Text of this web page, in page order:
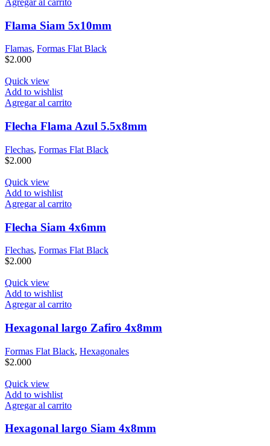
Agregar al carrito
Flama Siam 5x10mm
Flamas, Formas Flat Black
$2.000
Quick view
Add to wishlist
Agregar al carrito
Flecha Flama Azul 5.5x8mm
Flechas, Formas Flat Black
$2.000
Quick view
Add to wishlist
Agregar al carrito
Flecha Siam 4x6mm
Flechas, Formas Flat Black
$2.000
Quick view
Add to wishlist
Agregar al carrito
Hexagonal largo Zafiro 4x8mm
Formas Flat Black, Hexagonales
$2.000
Quick view
Add to wishlist
Agregar al carrito
Hexagonal largo Siam 4x8mm